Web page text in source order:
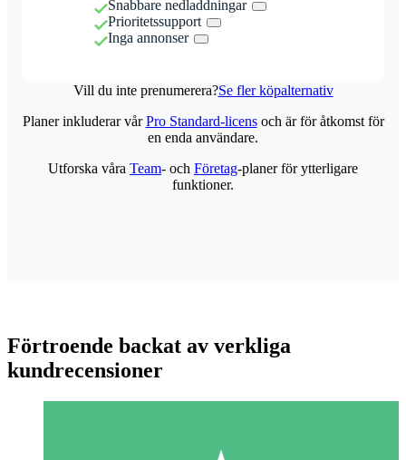
Snabbare nedladdningar
Prioritetssupport
Inga annonser
Vill du inte prenumerera?Se fler köpalternativ
Planer inkluderar vårPro Standard-licensoch är för åtkomst för
en enda användare.
Utforska våra Team- och Företag-planer för ytterligare
funktioner.
Förtroende backat av verkliga
kundrecensioner